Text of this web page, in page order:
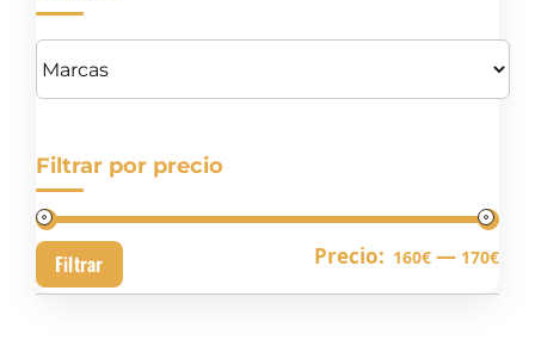
Filtrar por precio
Filtrar Precio: 160€ — 170€